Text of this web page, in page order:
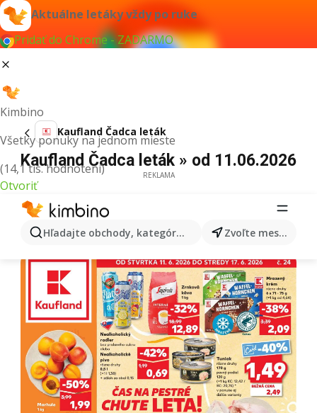
Aktuálne letáky vždy po ruke
Pridať do Chrome - ZADARMO
Kimbino
Všetky ponuky na jednom mieste
(14,1 tis. hodnotení)
Otvoriť
Hľadajte obchody, kategórie, produkty... Zvoľte mesto
Kaufland Čadca leták
Kaufland Čadca leták » od 11.06.2026
REKLAMA